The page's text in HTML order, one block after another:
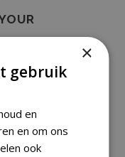
×
gebruik
en
en om ons
ook